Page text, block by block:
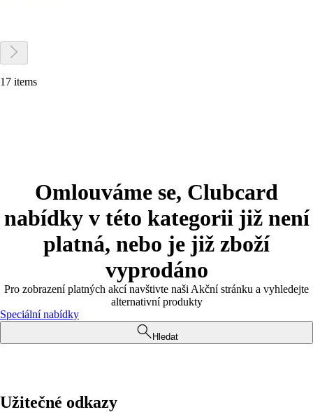
17 items
Omlouváme se, Clubcard
nabídky v této kategorii již není
platná, nebo je již zboží
vyprodáno
Pro zobrazení platných akcí navštivte naši Akční stránku a vyhledejte
alternativní produkty
Speciální nabídky
Hledat
Užitečné odkazy